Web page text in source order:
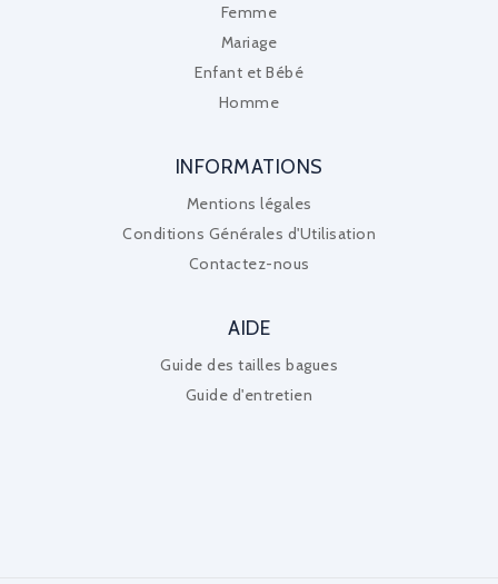
Femme
Mariage
Enfant et Bébé
Homme
INFORMATIONS
Mentions légales
Conditions Générales d'Utilisation
Contactez-nous
AIDE
Guide des tailles bagues
Guide d'entretien